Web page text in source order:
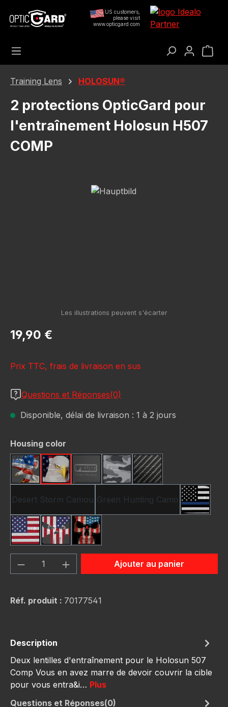
Passer au contenu principalUS customers,
please visit
www.opticgard.com
Le
Training Lens HOLOSUN®
2 protections OpticGard pour
l'entraînement Holosun H507
COMP
Ignorer la galerie d'images
Prix régulier :
19,90 €
Prix TTC, frais de livraison en sus
Questions et Réponses(0)
Disponible, délai de livraison : 1 à 2 jours
Sélectionnez
Housing color
American EagleBald Eagle America Flag
Black Camo GreyCarbon Fiber Black
Desert Storm Camou Green Hunting Camo
Thin
USA Flag New
Us Flag SkullUs Flag Skull #2
Quantité de produit : Entrez la
Ajouter au panier
Réf. produit : 70177541
Description
Deux lentilles d'entraînement pour le Holosun 507
Comp Vous en avez marre de devoir couvrir la cible
pour vous entra&i… Plus
Questions et Réponses(0)